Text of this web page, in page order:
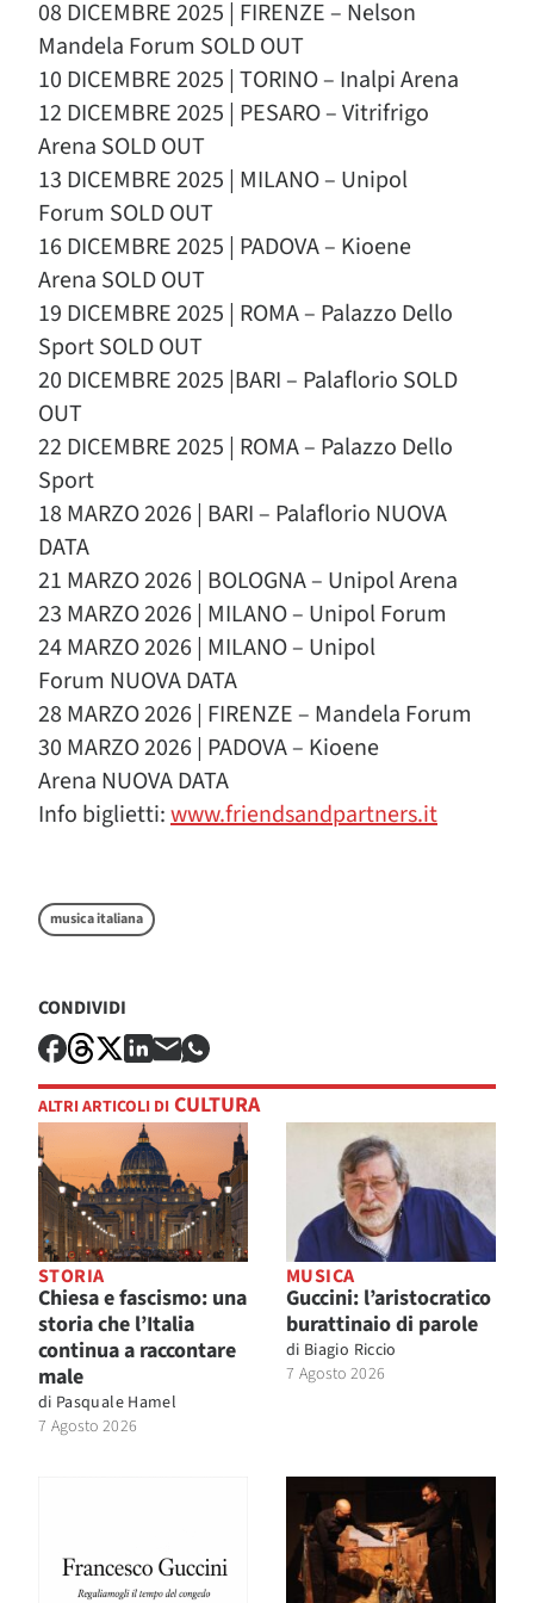
08 DICEMBRE 2025 | FIRENZE – Nelson
Mandela Forum SOLD OUT
10 DICEMBRE 2025 | TORINO – Inalpi Arena
12 DICEMBRE 2025 | PESARO – Vitrifrigo
Arena SOLD OUT
13 DICEMBRE 2025 | MILANO – Unipol
Forum SOLD OUT
16 DICEMBRE 2025 | PADOVA – Kioene
Arena SOLD OUT
19 DICEMBRE 2025 | ROMA – Palazzo Dello
Sport SOLD OUT
20 DICEMBRE 2025 |BARI – Palaflorio SOLD
OUT
22 DICEMBRE 2025 | ROMA – Palazzo Dello
Sport
18 MARZO 2026 | BARI – Palaflorio NUOVA
DATA
21 MARZO 2026 | BOLOGNA – Unipol Arena
23 MARZO 2026 | MILANO – Unipol Forum
24 MARZO 2026 | MILANO – Unipol
Forum NUOVA DATA
28 MARZO 2026 | FIRENZE – Mandela Forum
30 MARZO 2026 | PADOVA – Kioene
Arena NUOVA DATA
Info biglietti:www.friendsandpartners.it
musica italiana
CONDIVIDI
ALTRI ARTICOLI DI CULTURA
STORIA
Chiesa e fascismo: una
storia che l’Italia
continua a raccontare
male
di Pasquale Hamel
7 Agosto 2026
MUSICA
Guccini: l’aristocratico
burattinaio di parole
di Biagio Riccio
7 Agosto 2026